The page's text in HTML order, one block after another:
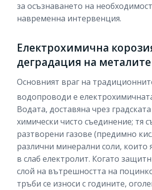
за осъзнаването на
навременна интервенция.
Електрохимична
деградация на металите
Основният враг на
водопроводи е
Водата, доставяна чрез
химически чисто съединение; тя
разтворени газове (предимно
различни минерални соли,
в слаб електролит. Когато
слой на вътрешността на
тръби се износи с годините,